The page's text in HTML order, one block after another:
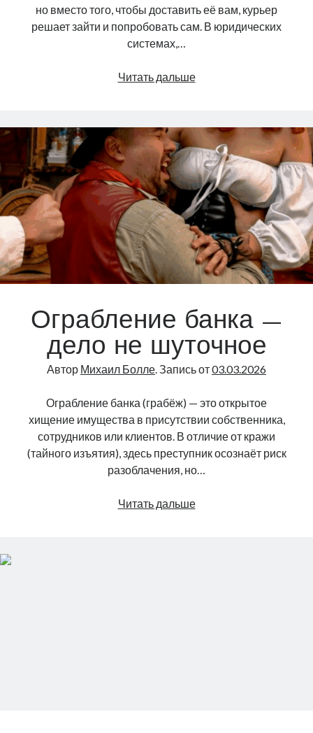
но вместо того, чтобы доставить её вам, курьер
решает зайти и попробовать сам. В юридических
системах,…
Читать дальшеМы
изменяют,
как
это
часто
не
совпадает…
Миша
и
Гриша
про
Ограбление банка —
дело не шуточное
Автор Михаил Болле. Запись от03.03.2026
Ограбление банка (грабёж) — это открытое
хищение имущества в присутствии собственника,
сотрудников или клиентов. В отличие от кражи
(тайного изъятия), здесь преступник осознаёт риск
разоблачения, но…
Читать дальшеОграбление